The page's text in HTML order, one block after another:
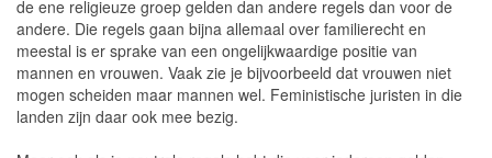
de ene religieuze groep gelden dan andere regels dan voor de
andere. Die regels gaan bijna allemaal over familierecht en
meestal is er sprake van een ongelijkwaardige positie van
mannen en vrouwen. Vaak zie je bijvoorbeeld dat vrouwen niet
mogen scheiden maar mannen wel. Feministische juristen in die
landen zijn daar ook mee bezig.